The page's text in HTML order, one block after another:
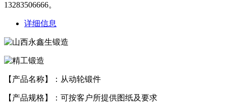
13283506666。
详细信息
【产品名称】：从动轮锻件
【产品规格】：可按客户所提供图纸及要求